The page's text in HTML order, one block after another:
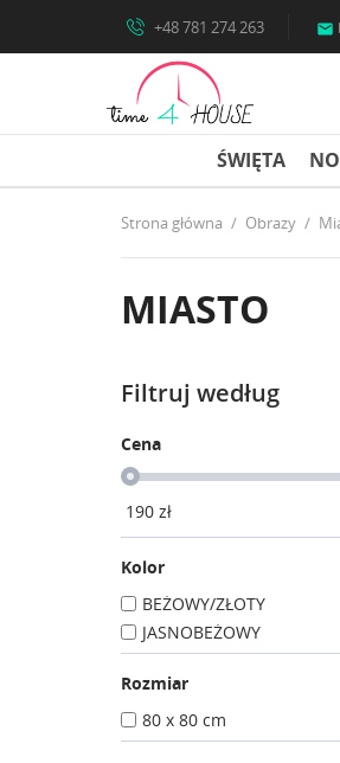
+48 781 274 263 
ŚWIĘTA
Strona główna Obrazy
MIASTO
Filtruj według
Cena
190 zł
Kolor
BEŻOWY/ZŁOTY
JASNOBEŻOWY
Rozmiar
80 x 80 cm